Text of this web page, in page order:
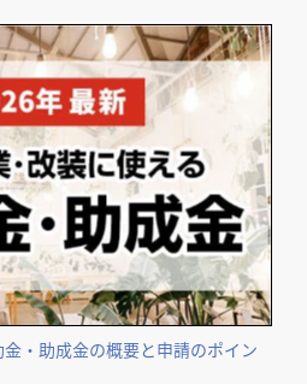
・助成金の概要と申請のポイン